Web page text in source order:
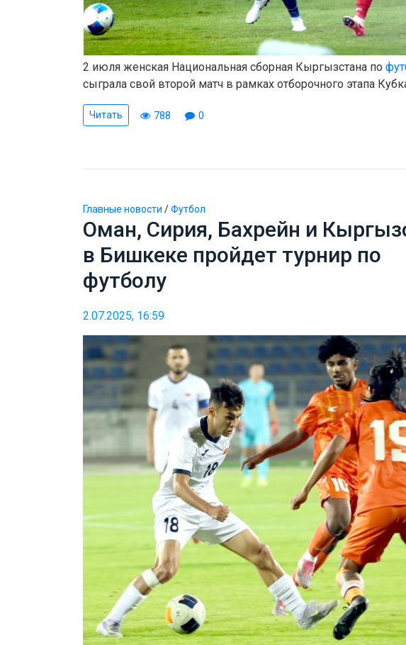
2 июля женская Национальная сборная Кыргызстана по
сыграла свой второй матч в рамках отборочного этапа
Читать 788 0
Главные новости /Футбол
Оман, Сирия, Бахрейн и
в Бишкеке пройдет турнир по
футболу
2.07.2025, 16:59